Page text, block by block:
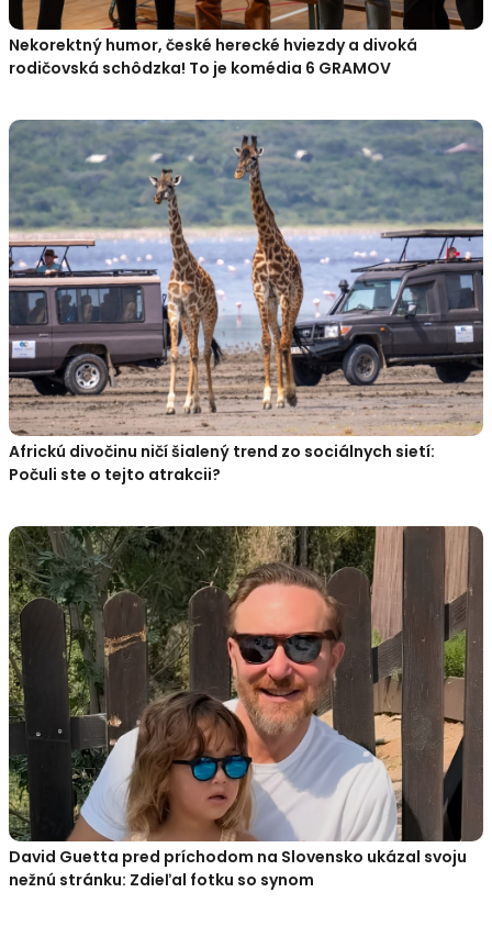
Nekorektný humor, české herecké hviezdy a divoká
rodičovská schôdzka! To je komédia 6 GRAMOV
Africkú divočinu ničí šialený trend zo sociálnych sietí:
Počuli ste o tejto atrakcii?
David Guetta pred príchodom na Slovensko ukázal svoju
nežnú stránku: Zdieľal fotku so synom